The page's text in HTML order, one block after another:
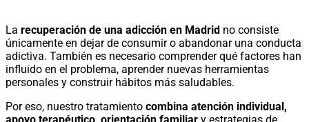
La recuperación de una adicción en Madrid no consiste
únicamente en dejar de consumir o abandonar una conducta
adictiva. También es necesario comprender qué factores han
influido en el problema, aprender nuevas herramientas
personales y construir hábitos más saludables.
Por eso, nuestro tratamiento combina atención individual,
apoyo terapéutico, orientación familiar y estrategias de